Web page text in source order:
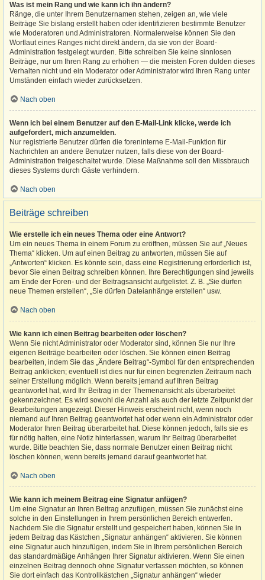
Was ist mein Rang und wie kann ich ihn ändern?
Ränge, die unter Ihrem Benutzernamen stehen, zeigen an, wie viele
Beiträge Sie bislang erstellt haben oder identifizieren bestimmte Benutzer
wie Moderatoren und Administratoren. Normalerweise können Sie den
Wortlaut eines Ranges nicht direkt ändern, da sie von der Board-
Administration festgelegt wurden. Bitte schreiben Sie keine sinnlosen
Beiträge, nur um Ihren Rang zu erhöhen — die meisten Foren dulden dieses
Verhalten nicht und ein Moderator oder Administrator wird Ihren Rang unter
Umständen einfach wieder zurücksetzen.
Nach oben
Wenn ich bei einem Benutzer auf den E-Mail-Link klicke, werde ich
aufgefordert, mich anzumelden.
Nur registrierte Benutzer dürfen die foreninterne E-Mail-Funktion für
Nachrichten an andere Benutzer nutzen, falls diese von der Board-
Administration freigeschaltet wurde. Diese Maßnahme soll den Missbrauch
dieses Systems durch Gäste verhindern.
Nach oben
Beiträge schreiben
Wie erstelle ich ein neues Thema oder eine Antwort?
Um ein neues Thema in einem Forum zu eröffnen, müssen Sie auf „Neues
Thema“ klicken. Um auf einen Beitrag zu antworten, müssen Sie auf
„Antworten“ klicken. Es könnte sein, dass eine Registrierung erforderlich ist,
bevor Sie einen Beitrag schreiben können. Ihre Berechtigungen sind jeweils
am Ende der Foren- und der Beitragsansicht aufgelistet. Z. B. „Sie dürfen
neue Themen erstellen“, „Sie dürfen Dateianhänge erstellen“ usw.
Nach oben
Wie kann ich einen Beitrag bearbeiten oder löschen?
Wenn Sie nicht Administrator oder Moderator sind, können Sie nur Ihre
eigenen Beiträge bearbeiten oder löschen. Sie können einen Beitrag
bearbeiten, indem Sie das „Ändere Beitrag“-Symbol für den entsprechenden
Beitrag anklicken; eventuell ist dies nur für einen begrenzten Zeitraum nach
seiner Erstellung möglich. Wenn bereits jemand auf Ihren Beitrag
geantwortet hat, wird Ihr Beitrag in der Themenansicht als überarbeitet
gekennzeichnet. Es wird sowohl die Anzahl als auch der letzte Zeitpunkt der
Bearbeitungen angezeigt. Dieser Hinweis erscheint nicht, wenn noch
niemand auf Ihren Beitrag geantwortet hat oder wenn ein Administrator oder
Moderator Ihren Beitrag überarbeitet hat. Diese können jedoch, falls sie es
für nötig halten, eine Notiz hinterlassen, warum Ihr Beitrag überarbeitet
wurde. Bitte beachten Sie, dass normale Benutzer einen Beitrag nicht
löschen können, wenn bereits jemand darauf geantwortet hat.
Nach oben
Wie kann ich meinem Beitrag eine Signatur anfügen?
Um eine Signatur an Ihren Beitrag anzufügen, müssen Sie zunächst eine
solche in den Einstellungen in Ihrem persönlichen Bereich entwerfen.
Nachdem Sie die Signatur erstellt und gespeichert haben, können Sie in
jedem Beitrag das Kästchen „Signatur anhängen“ aktivieren. Sie können
eine Signatur auch hinzufügen, indem Sie in Ihrem persönlichen Bereich
das standardmäßige Anhängen Ihrer Signatur aktivieren. Wenn Sie einen
einzelnen Beitrag dennoch ohne Signatur verfassen möchten, so können
Sie dort einfach das Kontrollkästchen „Signatur anhängen“ wieder